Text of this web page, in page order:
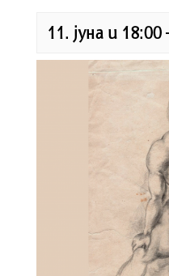
11. јуна u 18:00